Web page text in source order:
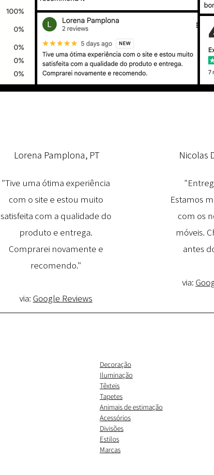
Lorena Pamplona, PT
"Tive uma ótima experiência
com o site e estou muito
satisfeita com a qualidade do
produto e entrega.
Comprarei novamente e
recomendo."
via: Google Reviews
Nicolas
Estamos
com os
móveis.
antes
via:
Decoração
Iluminação
Têxteis
Tapetes
Animais de estimação
Acessórios
Divisões
Estilos
Marcas